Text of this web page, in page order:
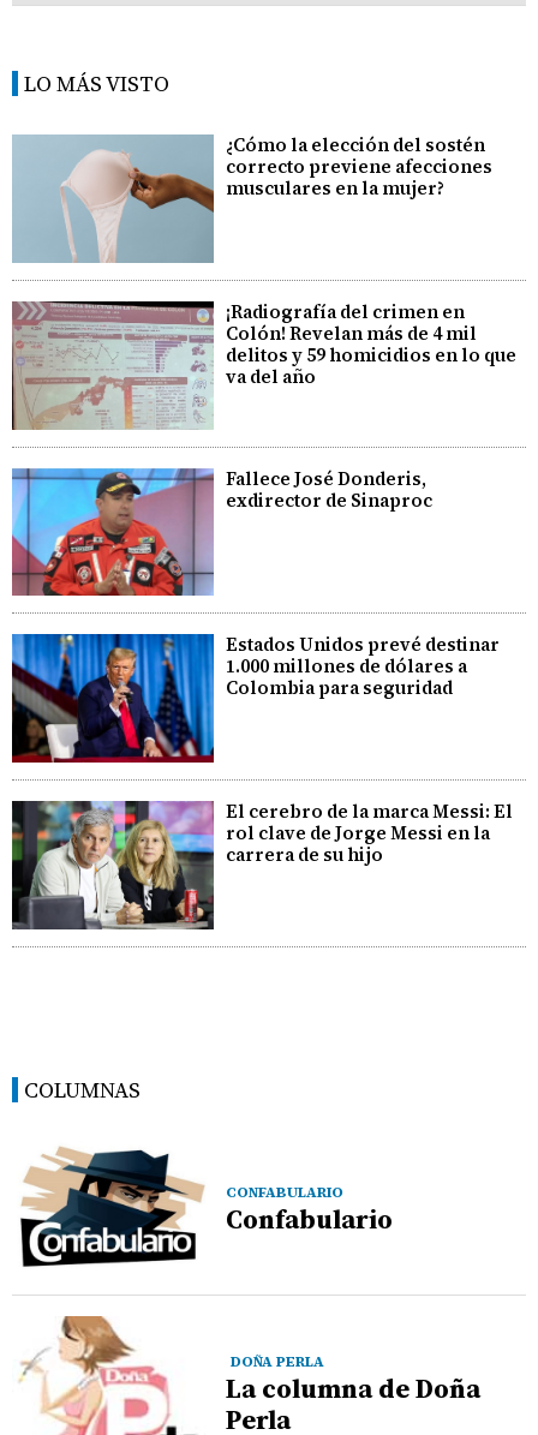
LO MÁS VISTO
¿Cómo la elección del sostén
correcto previene afecciones
musculares en la mujer?
¡Radiografía del crimen en
Colón! Revelan más de 4 mil
delitos y 59 homicidios en lo que
va del año
Fallece José Donderis,
exdirector de Sinaproc
Estados Unidos prevé destinar
1.000 millones de dólares a
Colombia para seguridad
El cerebro de la marca Messi: El
rol clave de Jorge Messi en la
carrera de su hijo
COLUMNAS
CONFABULARIO
Confabulario
DOÑA PERLA
La columna de Doña
Perla